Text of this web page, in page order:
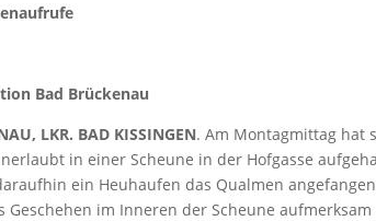
Bad Brückenau
LKR. BAD KISSINGEN. Am Montagmittag hat
in einer Scheune in der Hofgasse
ein Heuhaufen das Qualmen
Geschehen im Inneren der Scheune